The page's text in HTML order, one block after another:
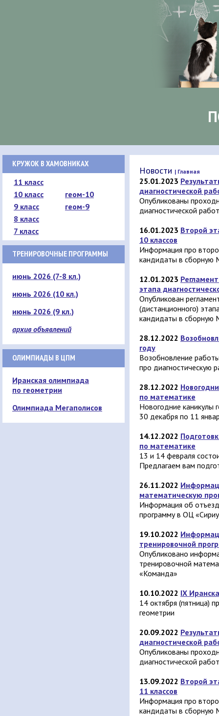
КРУЖОК В ХАМОВНИКАХ
11 класс
10 класс
геом-10
9 класс
геом-9
8 класс
7 класс
ТРЕНИРОВОЧНЫЕ ПРОГРАММЫ
июнь 2026 (7-8 кл.)
июнь 2026 (10 кл.)
июнь 2026 (9 кл.)
архив объявлений
ОЛИМПИАДЫ В ЦПМ
Иранская олимпиада
по геометрии
Олимпиада Мегаполисов
Новости | Главная
25.01.2023
диагностической
Опубликованы
диагностической
16.01.2023 Второй
10 классов
Информация про
кандидаты в сборную
12.01.2023
этапа
Опубликован
(дистанционного)
кандидаты в сборную
28.12.2022
году
Возобновление
про диагностическую
28.12.2022
по математике
Новогодние каникулы
30 декабря по 11
14.12.2022
по математике
13 и 14 февраля
Предлагаем вам
26.11.2022
математическую
Информация об
программу в ОЦ
19.10.2022
тренировочной
Опубликовано
тренировочной
«Команда»
10.10.2022 IX
14 октября (пятница)
геометрии
20.09.2022
диагностической
Опубликованы
диагностической
13.09.2022 Второй
11 классов
Информация про
кандидаты в сборную